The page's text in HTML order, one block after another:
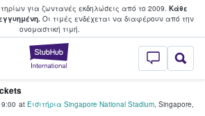
για ζωντανές εκδηλώσεις από το 2009. Κάθε
Οι τιμές ενδέχεται να διαφέρουν από την
oνομαστική τιμή.
StubHub - Όπου
και πουλούν
at Εισιτήρια Singapore National Stadium, Singapore,